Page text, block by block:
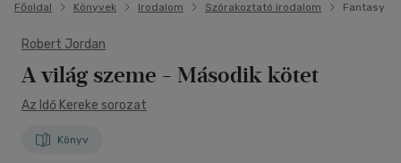
Főoldal Könyvek Irodalom Szórakoztató irodalom Fantasy
Robert Jordan
A világ szeme - Második kötet
Az Idő Kereke sorozat
Könyv